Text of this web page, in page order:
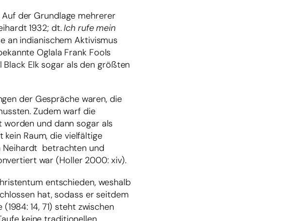
der Grundlage mehrerer
1932; dt.Ich rufe mein
an indianischem Aktivismus
Oglala Frank Fools
Elk sogar als den größten
der Gespräche waren, die
Zudem warf die
worden und dann sogar als
Raum, die vielfältige
Neihardt betrachten und
war (Holler 2000: xiv).
entschieden, weshalb
hat, sodass er seitdem
14, 71) steht zwischen